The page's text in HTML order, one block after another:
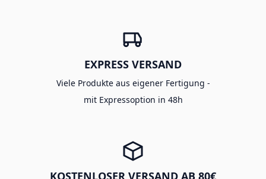
EXPRESS VERSAND
Viele Produkte aus eigener Fertigung -
mit Expressoption in 48h
KOSTENLOSER VERSAND AB 80€